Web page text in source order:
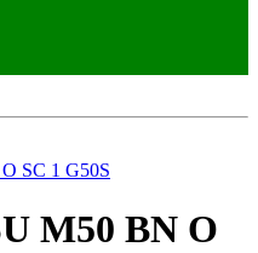
SC 1 G50S
M50 BN O